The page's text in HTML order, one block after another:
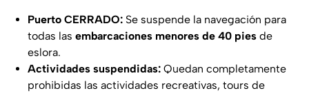
Puerto CERRADO: Se suspende la navegación para
todas las embarcaciones menores de 40 pies de
eslora.
Actividades suspendidas: Quedan completamente
prohibidas las actividades recreativas, tours de